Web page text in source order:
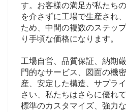
す。お客様の満足が私たち
を介さずに工場で生産され
ため、中間の複数のステッ
り手頃な価格になります。
工場自営、品質保証、納期
門的なサービス、図面の機
産、安定した構造、サプラ
さい、私たちはさらに優れ
標準のカスタマイズ、強力